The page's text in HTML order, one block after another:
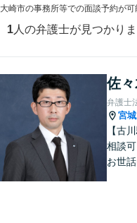
大崎市の事務所等での面談予約が可
1 人の弁護士が見つかり
佐
弁護士
宮
【古
相談
お世